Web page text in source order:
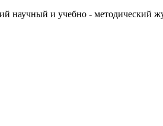
научный и учебно - методический